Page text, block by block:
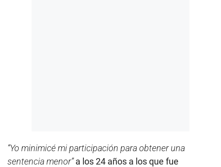
“Yo minimicé mi participación para obtener una
sentencia menor”a los 24 años a los que fue